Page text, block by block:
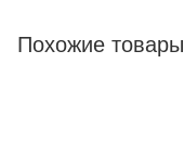
Похожие товары